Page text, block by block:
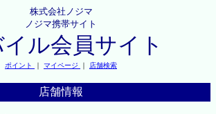
株式会社ノジマ
ノジマ携帯サイト
ル会員サイト
ポイント ｜ マイページ ｜ 店舗検索
店舗情報